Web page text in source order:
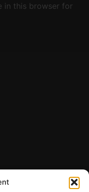
in this browser for